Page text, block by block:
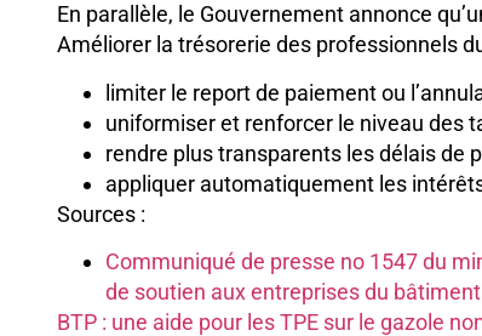
En parallèle, le Gouvernement annonce
Améliorer la trésorerie des professionnels
limiter le report de paiement ou
uniformiser et renforcer le niveau des
rendre plus transparents les délais de
appliquer automatiquement les
Sources :
Communiqué de presse no 1547 du
de soutien aux entreprises du
BTP : une aide pour les TPE sur le gazole